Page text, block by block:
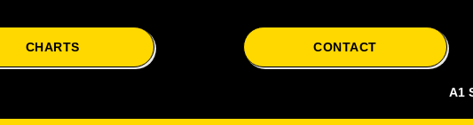
CHARTS CONTACT
A1 Satta is